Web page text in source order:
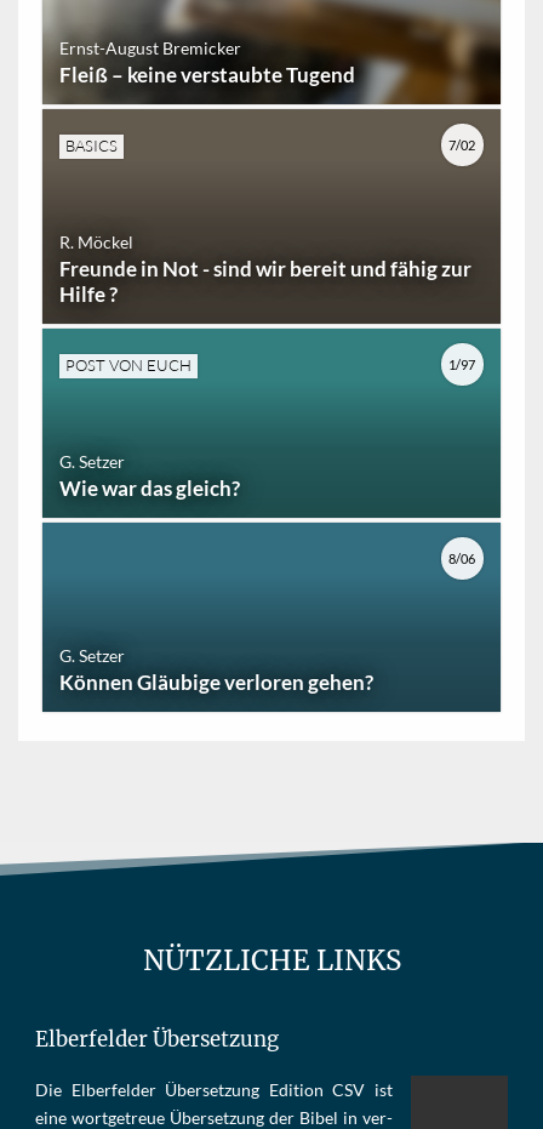
Ernst-August Bremicker
Fleiß – keine verstaubte Tugend
BASICS
R. Möckel
Freunde in Not - sind wir bereit und fähig zur
Hilfe ?
7/02
POST VON EUCH
G. Setzer
Wie war das gleich?
1/97
G. Setzer
Können Gläubige verloren gehen?
8/06
NÜTZLICHE LINKS
Elberfelder Übersetzung
Die Elber­fel­der Über­set­zung Edi­tion CSV ist
eine wort­ge­treue Über­set­zung der Bi­bel in ver­